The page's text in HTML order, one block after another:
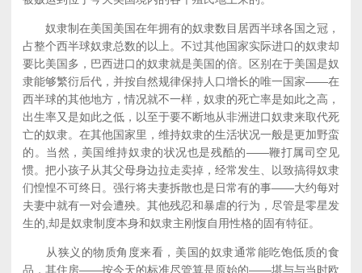
奴隶制在美国美国在年拥有的奴隶数目居西半球各国之冠，
占整个西半球奴隶总数的以上。不过其他国家实际进口的奴隶却
要比美国多，巴西进口的奴隶就是美国的倍。区别在于美国是奴
隶能够繁衍后代，并按自然规律保持人口增长的唯一国家——在
西半球的其他地方，情况就不一样，奴隶的死亡率是如此之高，
出生率又是如此之低，以至于要不断地从非洲进口奴隶来取代死
亡的奴隶。在其他国家里，维持奴隶的生活状况一般是更加野蛮
的。当然，美国维持奴隶的状况也是残酷的——鞭打属司空见
惯。把小孩子从其父母身边拉走卖掉，经常发生、以致搞得奴隶
们惶惶不可终日。强行将夫妻拆散也是日常有的事——大约每对
夫妻中就有一对会遭殃。其他残忍和暴虐的行为，尽管是零星发
生的,却是奴隶制度本身和奴隶主刚愎自用性格的固有特征。
从狭义的物质角度来看，美国的奴隶通常能吃饱低质的食
品，其住房——按今天的标准尽管算是原始的——堪与与当时欧